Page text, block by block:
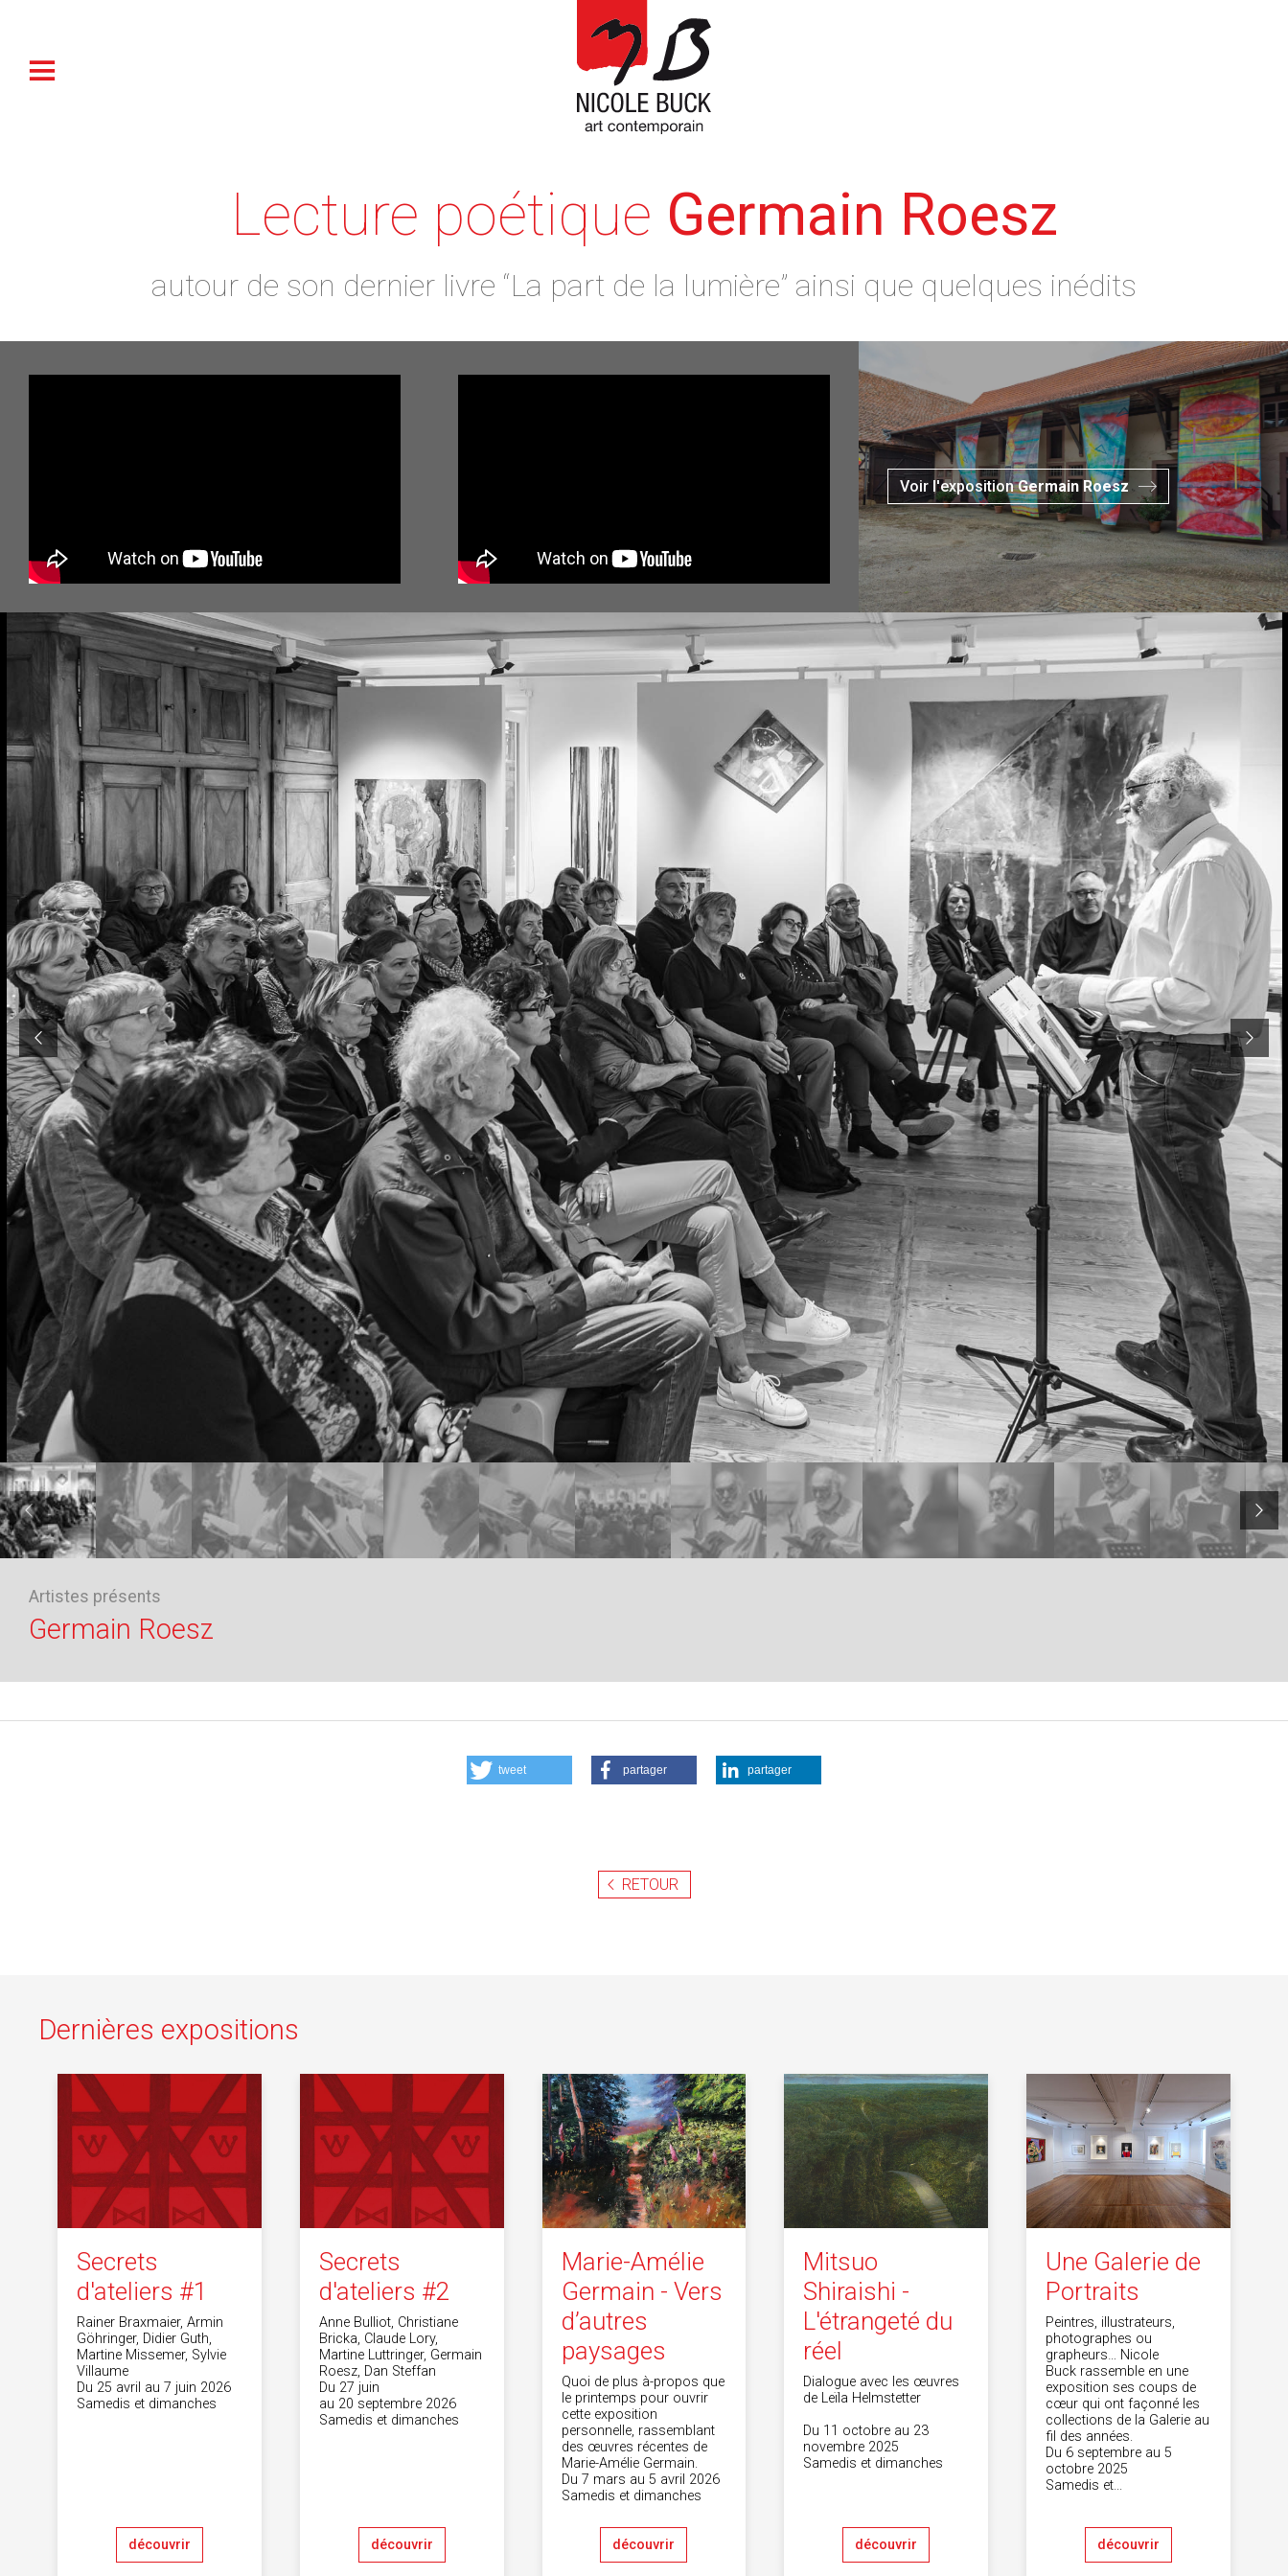
Lecture poétique Germain Roesz
autour de son dernier livre “La part de la lumière” ainsi que quelques inédits
Voir l'expositionGermain Roesz
Artistes présents
Germain Roesz
tweet partager partager
RETOUR
Dernières expositions
Secrets
d'ateliers #1
Rainer Braxmaier, Armin
Göhringer, Didier Guth,
Martine Missemer, Sylvie
Villaume
Du 25 avril au 7 juin 2026
Samedis et dimanches
découvrir
Secrets
d'ateliers #2
Anne Bulliot, Christiane
Bricka, Claude Lory,
Martine Luttringer, Germain
Roesz, Dan Steffan
Du 27 juin
au 20 septembre 2026
Samedis et dimanches
découvrir
Marie-Amélie
Germain - Vers
d’autres
paysages
Quoi de plus à-propos que
le printemps pour ouvrir
cette exposition
personnelle, rassemblant
des œuvres récentes de
Marie-Amélie Germain.
Du 7 mars au 5 avril 2026
Samedis et dimanches
découvrir
Mitsuo
Shiraishi -
L'étrangeté du
réel
Dialogue avec les œuvres
de Leïla Helmstetter
Du 11 octobre au 23
novembre 2025
Samedis et dimanches
découvrir
Une Galerie de
Portraits
Peintres, illustrateurs,
photographes ou
grapheurs… Nicole
Buck rassemble en une
exposition ses coups de
cœur qui ont façonné les
collections de la Galerie au
fil des années.
Du 6 septembre au 5
octobre 2025
Samedis et...
découvrir